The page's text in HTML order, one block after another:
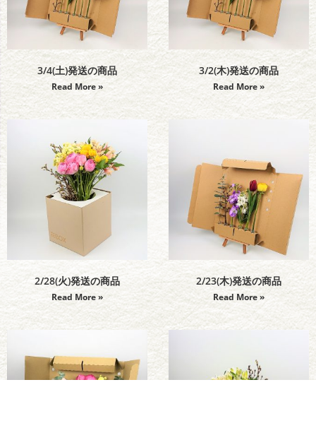
3/4(土)発送の商品
Read More »
3/2(木)発送の商品
Read More »
2/28(火)発送の商品
Read More »
2/23(木)発送の商品
Read More »